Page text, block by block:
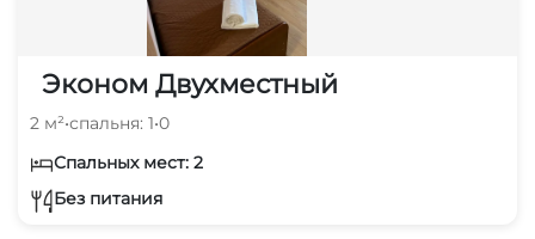
Эконом Двухместный
2 м²•спальня: 1•0
Спальных мест: 2
Без питания